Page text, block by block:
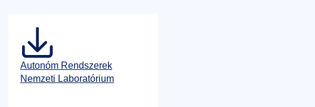
Autonóm Rendszerek
Nemzeti Laboratórium